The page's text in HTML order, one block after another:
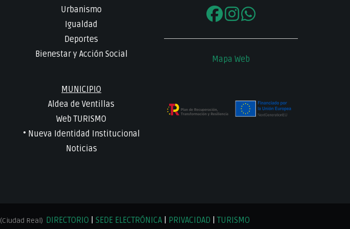
Urbanismo
Igualdad
Deportes
Bienestar y Acción Social
MUNICIPIO
Aldea de Ventillas
Web TURISMO
• Nueva Identidad Institucional
Noticias
Mapa Web
(Ciudad Real) DIRECTORIO SEDE ELECTRÓNICA PRIVACIDAD |TURISMO